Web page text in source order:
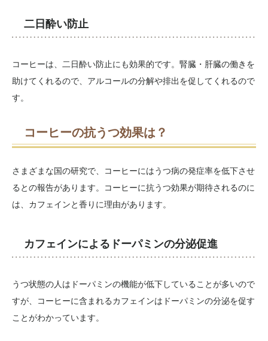
二日酔い防止
コーヒーは、二日酔い防止にも効果的です。腎臓・肝臓の働きを
助けてくれるので、アルコールの分解や排出を促してくれるので
す。
コーヒーの抗うつ効果は？
さまざまな国の研究で、コーヒーにはうつ病の発症率を低下させ
るとの報告があります。コーヒーに抗うつ効果が期待されるのに
は、カフェインと香りに理由があります。
カフェインによるドーパミンの分泌促進
うつ状態の人はドーパミンの機能が低下していることが多いので
すが、コーヒーに含まれるカフェインはドーパミンの分泌を促す
ことがわかっています。